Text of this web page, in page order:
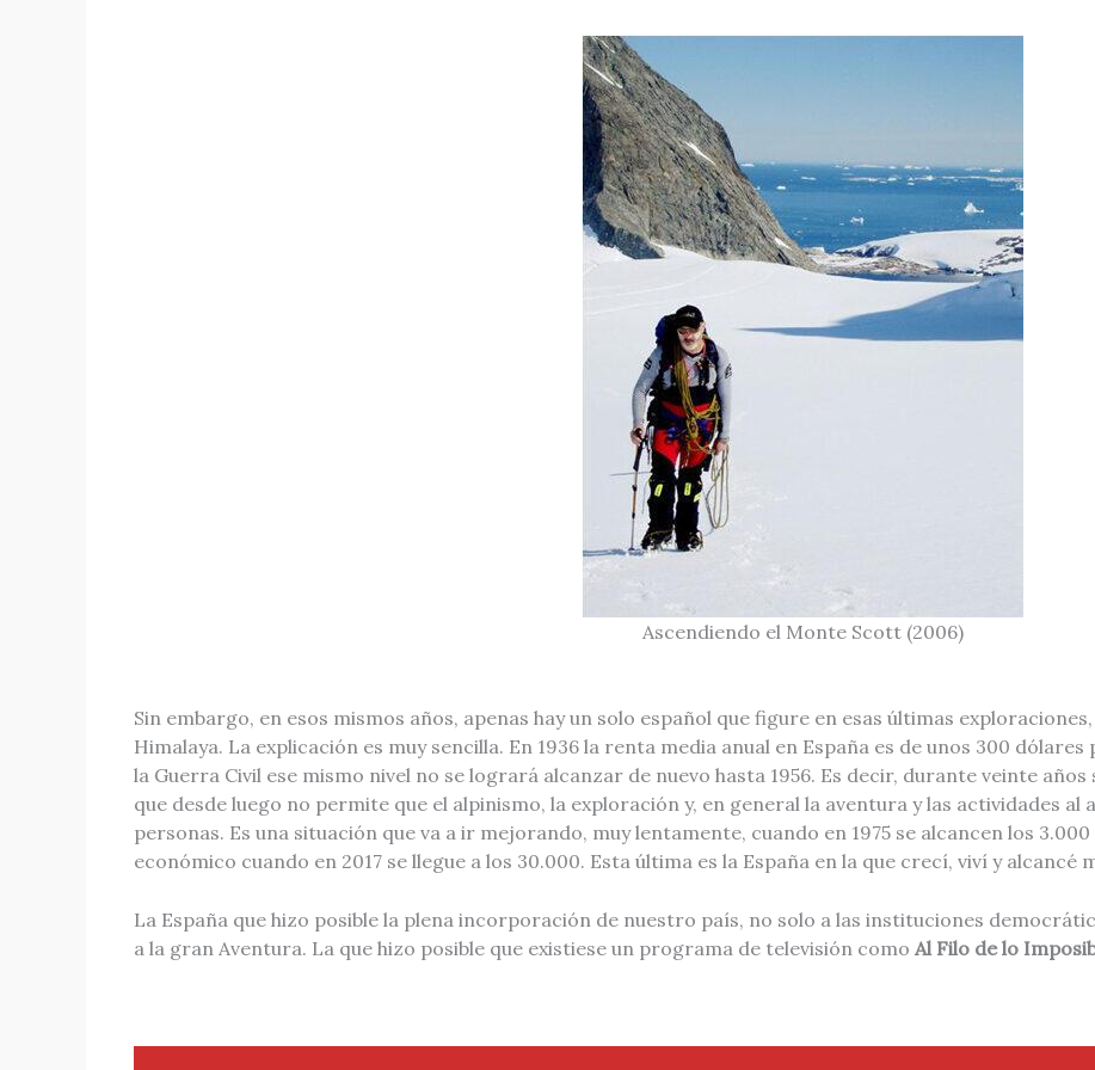
Ascendiendo el Monte Scott (2006)
Sin embargo, en esos mismos años, apenas hay un solo español que figure en esas últimas
Himalaya. La explicación es muy sencilla. En 1936 la renta media anual en España es de unos 300
la Guerra Civil ese mismo nivel no se logrará alcanzar de nuevo hasta 1956. Es decir, durante veinte
que desde luego no permite que el alpinismo, la exploración y, en general la aventura y las actividades
personas. Es una situación que va a ir mejorando, muy lentamente, cuando en 1975 se alcancen los
económico cuando en 2017 se llegue a los 30.000. Esta última es la España en la que crecí, viví y alcancé
La España que hizo posible la plena incorporación de nuestro país, no solo a las instituciones
a la gran Aventura. La que hizo posible que existiese un programa de televisión como Al Filo de lo